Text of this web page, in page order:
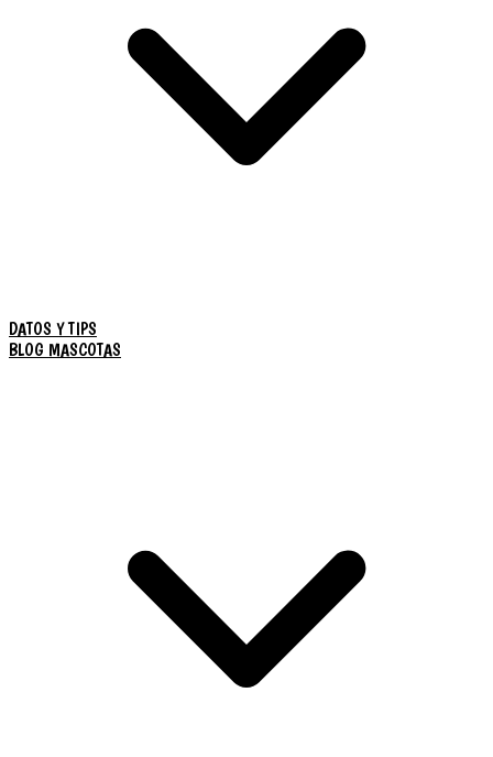
DATOS Y TIPS
BLOG MASCOTAS